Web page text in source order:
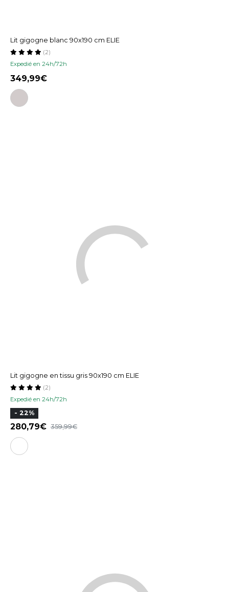
Lit gigogne blanc 90x190 cm ELIE
Expedié en 24h/72h
(2)
349,99
Lit gigogne en tissu gris 90x190 cm ELIE
Expedié en 24h/72h
(2)
- 22%
280,79 359,99